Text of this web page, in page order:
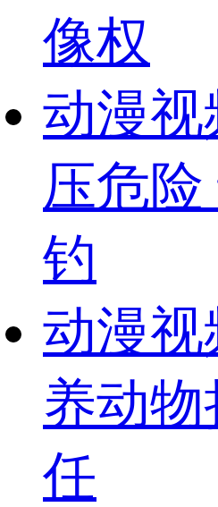
像权
动漫视
压危
钓
动漫视
养动
任